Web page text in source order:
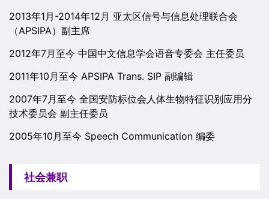
2013年1月-2014年12月 亚太区信号与信息处理联合会
（APSIPA）副主席
2012年7月至今 中国中文信息学会语音专委会 主任委员
2011年10月至今 APSIPA Trans. SIP 副编辑
2007年7月至今 全国安防标位会人体生物特征识别应用分
技术委员会 副主任委员
2005年10月至今 Speech Communication 编委
社会兼职